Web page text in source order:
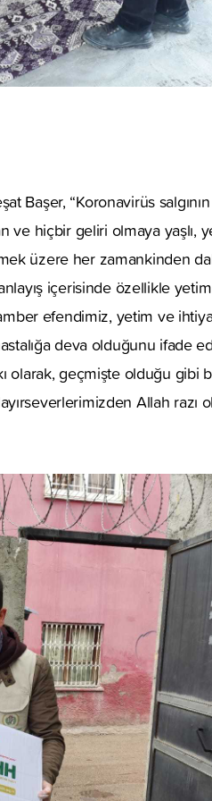
Başer, “Koronavirüs
hiçbir geliri olmaya yaşlı,
üzere her zamankinden
içerisinde özellikle
efendimiz, yetim ve
deva olduğunu ifade
olarak, geçmişte olduğu gibi
Allah razı